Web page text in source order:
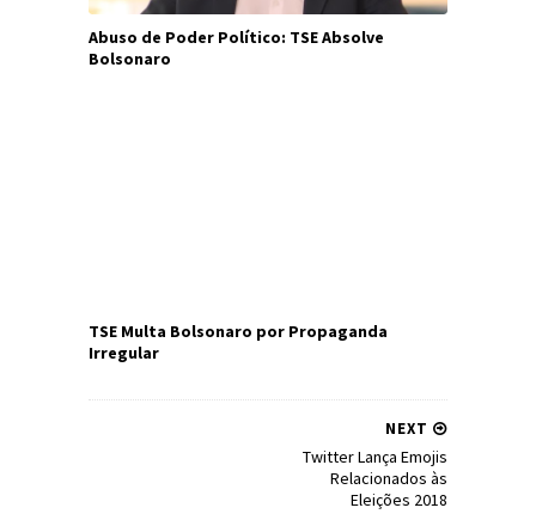
Abuso de Poder Político: TSE Absolve
Bolsonaro
TSE Multa Bolsonaro por Propaganda
Irregular
NEXT
Twitter Lança Emojis
Relacionados às
Eleições 2018